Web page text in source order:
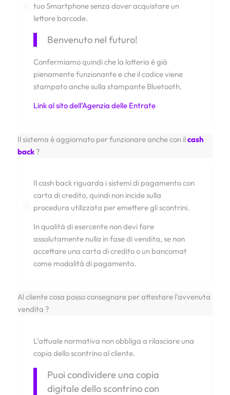
tuo Smartphone senza dover acquistare un
lettore barcode.
Benvenuto nel futuro!
Confermiamo quindi che la lotteria è già
pienamente funzionante e che il codice viene
stampato anche sulla stampante Bluetooth.
Link al sito dell’Agenzia delle Entrate
Il sistema è aggiornato per funzionare anche con ilcash
back?
Il cash back riguarda i sistemi di pagamento con
carta di credito, quindi non incide sulla
procedura utilizzata per emettere gli scontrini.
In qualità di esercente non devi fare
assolutamente nulla in fase di vendita, se non
accettare una carta di credito o un bancomat
come modalità di pagamento.
Al cliente cosa posso consegnare per attestare l’avvenuta
vendita ?
L’attuale normativa non obbliga a rilasciare una
copia dello scontrino al cliente.
Puoi condividere una copia
digitale dello scontrino con